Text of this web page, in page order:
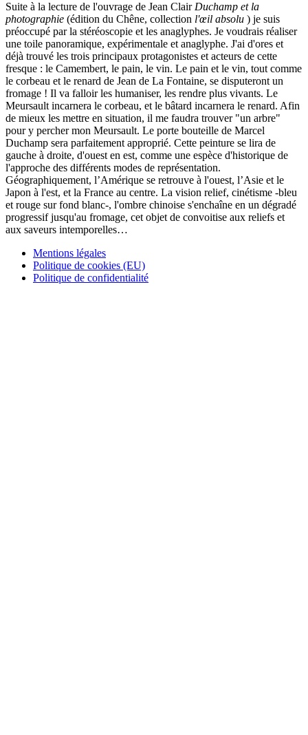
Suite à la lecture de l'ouvrage de Jean Clair Duchamp et la
photographie (édition du Chêne, collection l'œil absolu ) je suis
préoccupé par la stéréoscopie et les anaglyphes. Je voudrais réaliser
une toile panoramique, expérimentale et anaglyphe. J'ai d'ores et
déjà trouvé les trois principaux protagonistes et acteurs de cette
fresque : le Camembert, le pain, le vin. Le pain et le vin, tout comme
le corbeau et le renard de Jean de La Fontaine, se disputeront un
fromage ! Il va falloir les humaniser, les rendre plus vivants. Le
Meursault incarnera le corbeau, et le bâtard incarnera le renard. Afin
de mieux les mettre en situation, il me faudra trouver "un arbre"
pour y percher mon Meursault. Le porte bouteille de Marcel
Duchamp sera parfaitement approprié. Cette peinture se lira de
gauche à droite, d'ouest en est, comme une espèce d'historique de
l'approche des différents modes de représentation.
Géographiquement, l’Amérique se retrouve à l'ouest, l’Asie et le
Japon à l'est, et la France au centre. La vision relief, cinétisme -bleu
et rouge sur fond blanc-, l'ombre chinoise s'enchaîne en un dégradé
progressif jusqu'au fromage, cet objet de convoitise aux reliefs et
aux saveurs intemporelles…
Mentions légales
Politique de cookies (EU)
Politique de confidentialité